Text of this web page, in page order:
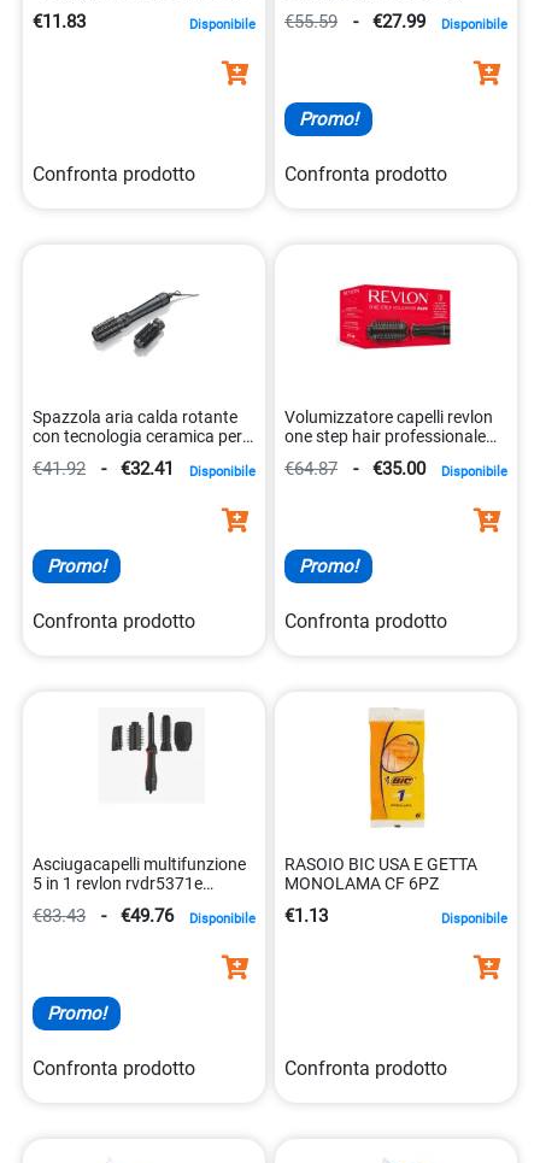
€11.83 Disponibile
Confronta prodotto
€55.59 - €27.99 Disponibile
Promo!
Confronta prodotto
Spazzola aria calda rotante
con tecnologia ceramica per
€41.92 - €32.41 Disponibile
Promo!
Confronta prodotto
Volumizzatore capelli revlon
one step hair professionale
€64.87 - €35.00 Disponibile
Promo!
Confronta prodotto
Asciugacapelli multifunzione
5 in 1 revlon rvdr5371e
€83.43 - €49.76 Disponibile
Promo!
Confronta prodotto
RASOIO BIC USA E GETTA
MONOLAMA CF 6PZ
€1.13 Disponibile
Confronta prodotto